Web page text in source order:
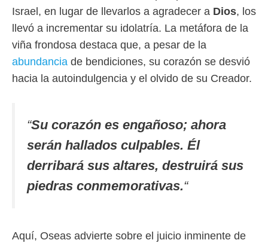
Israel, en lugar de llevarlos a agradecer a Dios, los
llevó a incrementar su idolatría. La metáfora de la
viña frondosa destaca que, a pesar de la
abundancia de bendiciones, su corazón se desvió
hacia la autoindulgencia y el olvido de su Creador.
“Su corazón es engañoso; ahora
serán hallados culpables. Él
derribará sus altares, destruirá sus
piedras conmemorativas.“
Aquí, Oseas advierte sobre el juicio inminente de